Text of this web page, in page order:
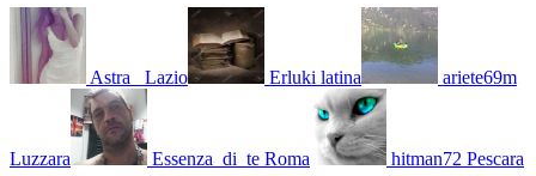
Astra_ Lazio Erluki latina ariete69m
Luzzara Essenza_di_te Roma hitman72 Pescara